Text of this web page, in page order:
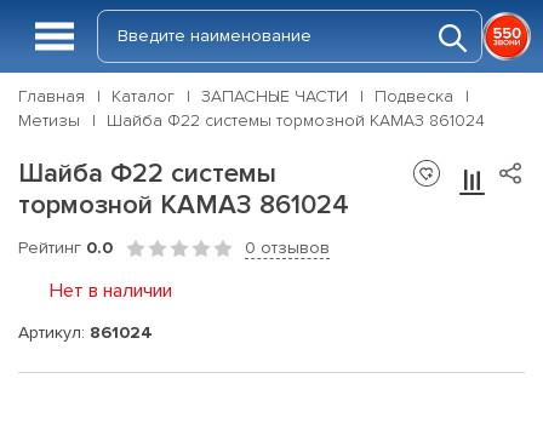
Главная Каталог ЗАПАСНЫЕ ЧАСТИ
Подвеска
Метизы
Шайба Ф22 системы тормозной КАМАЗ 861024
Шайба Ф22 системы
тормозной КАМАЗ 861024
Рейтинг 0.0 0 отзывов
Нет в наличии
Артикул: 861024